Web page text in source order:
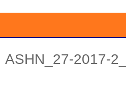
ASHN_27-2017-